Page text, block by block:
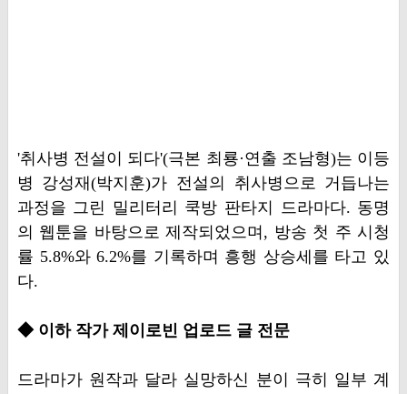
'취사병 전설이 되다'(극본 최룡·연출 조남형)는 이등
병 강성재(박지훈)가 전설의 취사병으로 거듭나는
과정을 그린 밀리터리 쿡방 판타지 드라마다. 동명
의 웹툰을 바탕으로 제작되었으며, 방송 첫 주 시청
률 5.8%와 6.2%를 기록하며 흥행 상승세를 타고 있
다.
◆ 이하 작가 제이로빈 업로드 글 전문
드라마가 원작과 달라 실망하신 분이 극히 일부 계